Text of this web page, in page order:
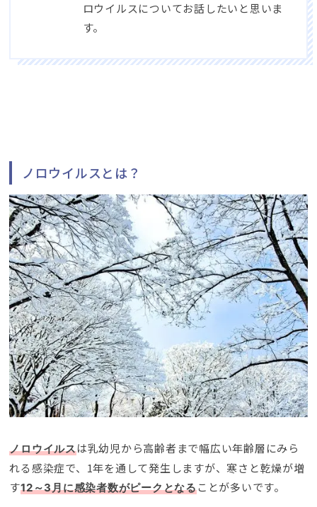
ロウイルスについてお話したいと思いま
す。
ノロウイルスとは？
ノロウイルスは乳幼児から高齢者まで幅広い年齢層にみら
れる感染症で、1年を通して発生しますが、寒さと乾燥が増
す12～3月に感染者数がピークとなることが多いです。